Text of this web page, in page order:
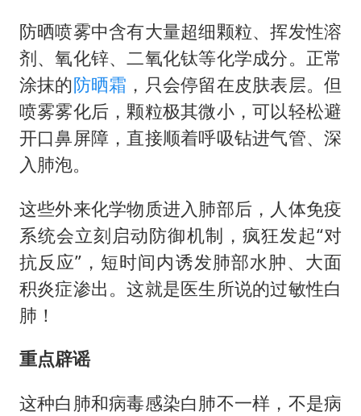
防晒喷雾中含有大量超细颗粒、挥发性溶
剂、氧化锌、二氧化钛等化学成分。正常
涂抹的防晒霜 ，只会停留在皮肤表层。但
喷雾雾化后，颗粒极其微小，可以轻松避
开口鼻屏障，直接顺着呼吸钻进气管、深
入肺泡。
这些外来化学物质进入肺部后，人体免疫
系统会立刻启动防御机制，疯狂发起“对
抗反应”，短时间内诱发肺部水肿、大面
积炎症渗出。这就是医生所说的过敏性白
肺！
重点辟谣
这种白肺和病毒感染白肺不一样，不是病